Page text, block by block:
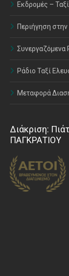
Εκδρομές –
Περιήγηση
Συνεργαζόμενα
Ράδιο Ταξί
Μεταφορά
Διάκριση:
ΠΑΓΚΡΑΤΙΟΥ